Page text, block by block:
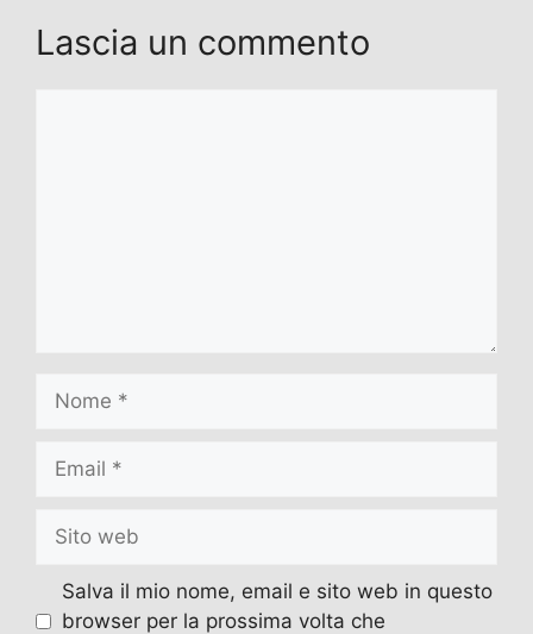
Lascia un commento
web
Salva il mio nome, email e sito web in questo
browser per la prossima volta che